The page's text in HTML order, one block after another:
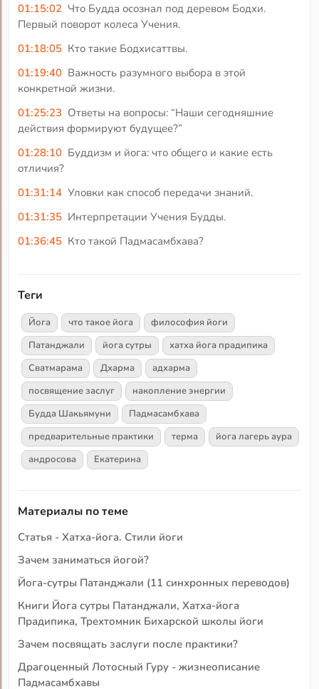
01:15:02 Что Будда осознал под деревом Бодхи.
Первый поворот колеса Учения.
01:18:05 Кто такие Бодхисаттвы.
01:19:40 Важность разумного выбора в этой
конкретной жизни.
01:25:23 Ответы на вопросы: “Наши сегодняшние
действия формируют будущее?”
01:28:10 Буддизм и йога: что общего и какие есть
отличия?
01:31:14 Уловки как способ передачи знаний.
01:31:35 Интерпретации Учения Будды.
01:36:45 Кто такой Падмасамбхава?
Теги
Йога что такое йога
философия йоги
Патанджали
йога сутры
хатха йога прадипика
Сватмарама
Дхарма
адхарма
посвящение заслуг
накопление энергии
Будда Шакьямуни
Падмасамбхава
предварительные практики
терма
йога лагерь аура
андросова
Екатерина
Материалы по теме
Статья - Хатха-йога. Стили йоги
Зачем заниматься йогой?
Йога-сутры Патанджали (11 синхронных переводов)
Книги Йога сутры Патанджали, Хатха-йога
Прадипика, Трехтомник Бихарской школы йоги
Зачем посвящать заслуги после практики?
Драгоценный Лотосный Гуру - жизнеописание
Падмасамбхавы